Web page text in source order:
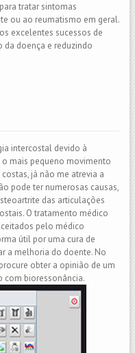
tratar sintomas
ou ao reumatismo em geral.
excelentes sucessos de
da doença e reduzindo
intercostal devido à
mais pequeno movimento
já não me atrevia a
pode ter numerosas causas,
das articulações
O tratamento médico
pelo médico
útil por uma cura de
a melhoria do doente. No
obter a opinião de um
com bioressonância.